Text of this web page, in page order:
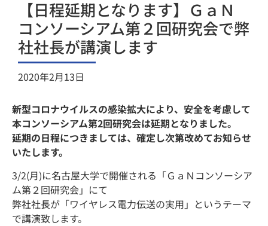
【日程延期となります】ＧａＮ
コンソーシアム第２回研究会で弊
社社長が講演します
2020年2月13日
新型コロナウイルスの感染拡大により、安全を考慮して
本コンソーシアム第2回研究会は延期となりました。
延期の日程につきましては、確定し次第改めてお知らせ
いたします。
3/2(月)に名古屋大学で開催される「ＧａＮコンソーシア
ム第２回研究会」にて
弊社社長が「ワイヤレス電力伝送の実用」というテーマ
で講演致します。